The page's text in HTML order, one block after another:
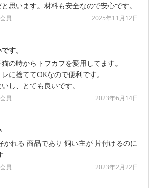
思います。材料も安全なので安心です。
員 2025年11月12日
す。
の時からトフカフを愛用してます。
に捨ててOKなので便利です。
し、とても良いです。
員 2023年6月14日
かれる 商品であり 飼い主が 片付けるのに
員 2023年2月22日